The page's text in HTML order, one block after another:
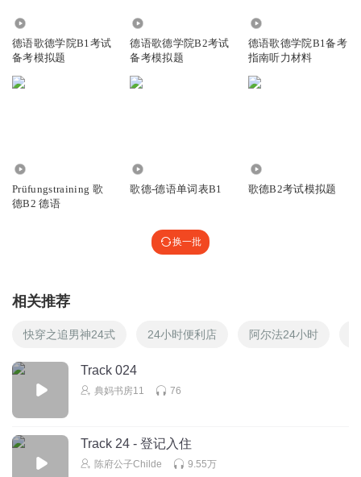
德语歌德学院B1考试
备考模拟题
德语歌德学院B2考试
备考模拟题
德语歌德学院B1备考
指南听力材料
Prüfungstraining 歌
德B2 德语
歌德-德语单词表B1 歌德B2考试模拟题
换一批
相关推荐
快穿之追男神24式 24小时便利店 阿尔法24小时
Track 024
典妈书房11 76
Track 24 - 登记入住
陈府公子Childe 9.55万